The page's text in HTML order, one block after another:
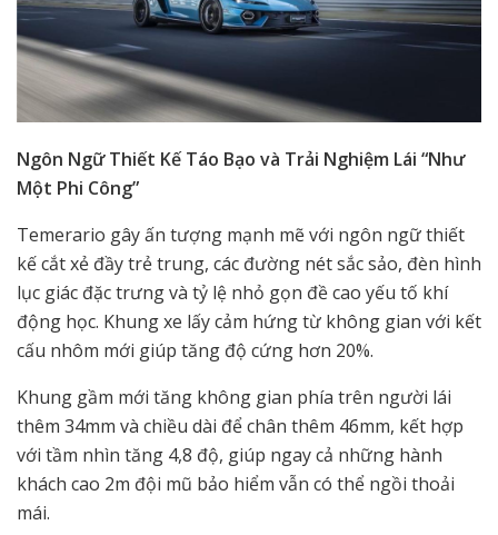
Ngôn Ngữ Thiết Kế Táo Bạo và Trải Nghiệm Lái “Như
Một Phi Công”
Temerario gây ấn tượng mạnh mẽ với ngôn ngữ thiết
kế cắt xẻ đầy trẻ trung, các đường nét sắc sảo, đèn hình
lục giác đặc trưng và tỷ lệ nhỏ gọn đề cao yếu tố khí
động học. Khung xe lấy cảm hứng từ không gian với kết
cấu nhôm mới giúp tăng độ cứng hơn 20%.
Khung gầm mới tăng không gian phía trên người lái
thêm 34mm và chiều dài để chân thêm 46mm, kết hợp
với tầm nhìn tăng 4,8 độ, giúp ngay cả những hành
khách cao 2m đội mũ bảo hiểm vẫn có thể ngồi thoải
mái.